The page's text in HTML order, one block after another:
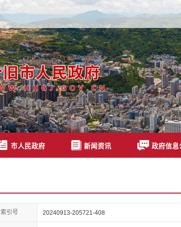
市人民政府 新闻资讯 政府信息
索引号 20240913-205721-408